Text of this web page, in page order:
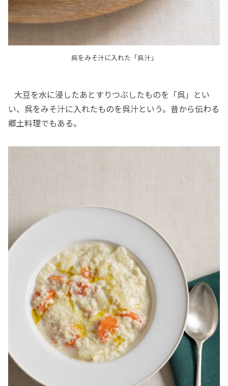
呉をみそ汁に入れた「呉汁」
大豆を水に浸したあとすりつぶしたものを「呉」とい
い、呉をみそ汁に入れたものを呉汁という。昔から伝わる
郷土料理でもある。